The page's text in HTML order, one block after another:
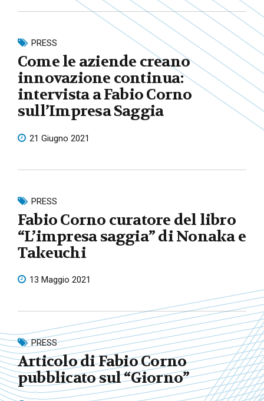
PRESS
Come le aziende creano
innovazione continua:
intervista a Fabio Corno
sull’Impresa Saggia
21 Giugno 2021
PRESS
Fabio Corno curatore del libro
“L’impresa saggia” di Nonaka e
Takeuchi
13 Maggio 2021
PRESS
Articolo di Fabio Corno
pubblicato sul “Giorno”